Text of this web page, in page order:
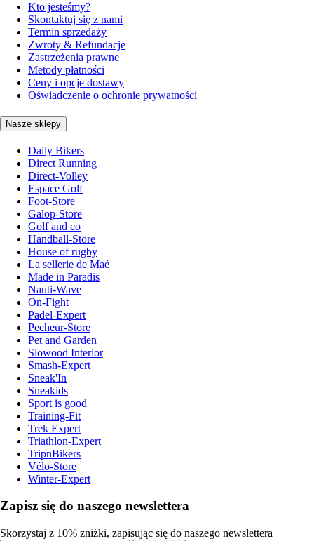
Kto jesteśmy?
Skontaktuj się z nami
Termin sprzedaży
Zwroty & Refundacje
Zastrzeżenia prawne
Metody płatności
Ceny i opcje dostawy
Oświadczenie o ochronie prywatności
Nasze sklepy
Daily Bikers
Direct Running
Direct-Volley
Espace Golf
Foot-Store
Galop-Store
Golf and co
Handball-Store
House of rugby
La sellerie de Maé
Made in Paradis
Nauti-Wave
On-Fight
Padel-Expert
Pecheur-Store
Pet and Garden
Slowood Interior
Smash-Expert
Sneak'In
Sneakids
Sport is good
Training-Fit
Trek Expert
Triathlon-Expert
TripnBikers
Vélo-Store
Winter-Expert
Zapisz się do naszego newslettera
Skorzystaj z 10% zniżki, zapisując się do naszego newslettera